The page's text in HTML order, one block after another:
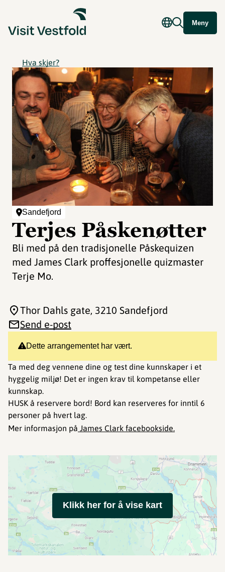
Meny
Hva skjer?
Sandefjord
Terjes Påskenøtter
Bli med på den tradisjonelle Påskequizen
med James Clark proffesjonelle quizmaster
Terje Mo.
Dette arrangementet har vært.
Ta med deg vennene dine og test dine kunnskaper i et
hyggelig miljø! Det er ingen krav til kompetanse eller
kunnskap.
HUSK å reservere bord! Bord kan reserveres for inntil 6
personer på hvert lag.
Mer informasjon på James Clark facebookside.
Thor Dahls gate, 3210 Sandefjord
Send e-post
Klikk her for å vise kart